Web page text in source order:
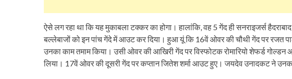
ऐसे लग रहा था कि यह मुकाबला टक्कर का होगा। हालांकि, वह 5 गेंद ही सनराइजर्स
बल्लेबाजों को इन पांच गेंदे में आउट कर दिया। हुआ यूं कि 16वें ओवर की चौथी गेंद पर रजत
उनका काम तमाम किया। उसी ओवर की आखिरी गेंद पर विस्फोटक रोमारियो शेफर्ड
लिया। 17वें ओवर की दूसरी गेंद पर कप्तान जितेश शर्मा आउट हुए। जयदेव उनादकट ने